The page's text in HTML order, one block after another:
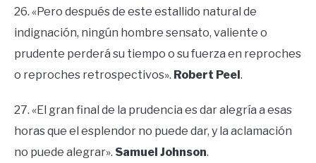
26. «Pero después de este estallido natural de
indignación, ningún hombre sensato, valiente o
prudente perderá su tiempo o su fuerza en reproches
o reproches retrospectivos». Robert Peel.
27. «El gran final de la prudencia es dar alegría a esas
horas que el esplendor no puede dar, y la aclamación
no puede alegrar». Samuel Johnson.